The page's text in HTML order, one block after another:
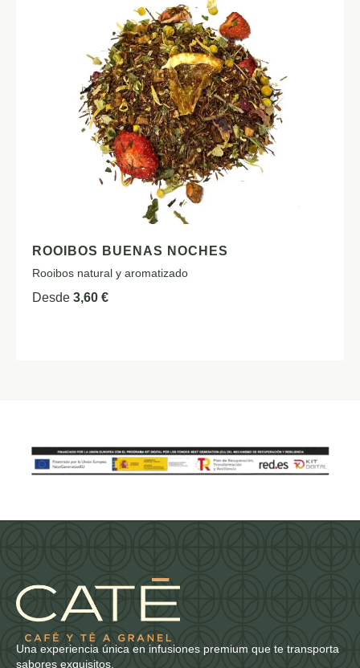
ROOIBOS BUENAS NOCHES
Rooibos natural y aromatizado
Desde 3,60 €
Una experiencia única en infusiones premium que te transporta
sabores exquisitos.